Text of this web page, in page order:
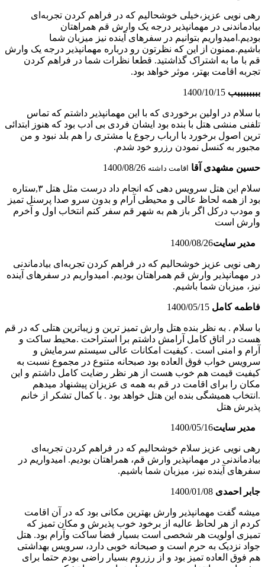
رهی نویی عزیز،خیلی خوشحالیم که در فراهم کردن تجربه‌ای
بیادماندنی در مهمانپذیر درجه یک وارش قم همراهتان
بودیم.امیدواریم بتوانیم در سفرهای آینده نیز میزبان شما
باشیم.ممنون از این که نظرتون رو درباره مهمانپذیر درجه یک وارش
قم با ما به اشتراک گذاشتید. قطعا نظرات شما در فراهم کردن
تجربه اقامت بهتر، موثر خواهد بود.
ببببببببب 1400/10/15
با سلام در اولین برخوردی که با این مهمانپذیر داشتم که تماس
تلفنی منشی هتل با بنده بود ایشان فردی بی ادب بود که هنوز ابتدائی
ترین اصول برخورد با ارباب رجوع یا مشتری را هم بلد نبود و من
مجبور به کنسل نمودن رزرو خود شدم.
حسین مشهدی آقا اقامت داشته 1400/08/26
سلام این هتل سرویس دهی که انجام داد درست مثل هتل ۳,ستاره
بود از همه لحاظ عالی و محیطی آرام و بدون سرو صدا پرسنل تمیز
و مودب درکل اگر باز هم به شهر قم سفر کنم انتخاب اول و آخرم
وارش است
مدیر سایت1400/08/26
رهی نویی عزیز خوشحالیم که در فراهم کردن تجربه‌ای بیادماندنی
در مهمانپذیر وارش قم همراهتان بودیم. امیدواریم در سفرهای آینده
نیز، میزبان شما باشیم.
فاطمه کامل 1400/05/15
با سلام . به نظر بنده هتل وارش تمیز ترین و زیباترین هتلی که در قم
هست در اتاق کامل آرامش داشتم برا استراحت .محیط ساکت و
آرام و امنی است . کیفیت امکانات عالی سیستم سرمایش و
سرویس خواب فوق العاده بود صبحانه متنوع در مجموع نسبت به
کیفیت قیمت هم خوب هست از هر نظر رضایت کامل داشتم و این
مکان را برای اقامت در قم به همه ی عزیزان پیشنهاد میدهم
.انتخاب همیشگی بنده این هتل خواهد بود . با کمال تشکر از خانم
پذیرش هتل
مدیر سایت1400/05/16
رهی نویی عزیز سلام خوشحالیم که در فراهم کردن تجربه‌ای
بیادماندنی در مهمانپذیر وارش قم، همراهتان بودیم. امیدواریم در
سفرهای آینده نیز، میزبان شما باشیم.
جابر احمدی 1400/01/08
میشه گفت مهمانپذیر وارش بهترین مکانی بود که در آن اقامت
کردم از هر لحاظ عالیه از برخود خوب پذیرش و مکان تمیز که
تمیزی اولویت هر شخصی است بسیار فضا ساکت وآرام بود. هتل
جواد نزدیک به حرم است و صبحانه خوبی دارد، سرویس بهداشتی
هم فوق العاده تمیز بود و از رزروم بسیار راضی بودم حتما برای